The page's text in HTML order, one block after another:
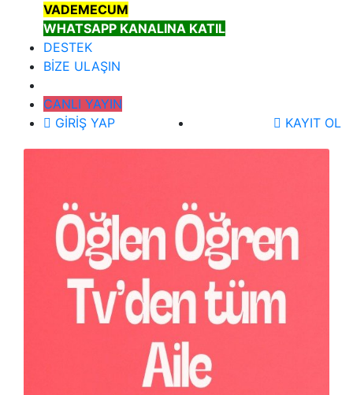
VADEMECUM
WHATSAPP KANALINA KATIL
DESTEK
BİZE ULAŞIN
CANLI YAYIN
GİRİŞ YAP
KAYIT OL